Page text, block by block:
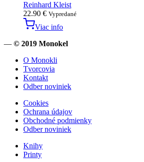
Reinhard Kleist
22.90 € Vypredané
Viac info
— © 2019 Monokel
O Monokli
Tvorcovia
Kontakt
Odber noviniek
Cookies
Ochrana údajov
Obchodné podmienky
Odber noviniek
Knihy
Printy